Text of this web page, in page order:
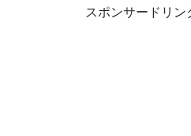
スポンサードリン